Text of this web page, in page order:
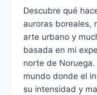
Descubre qué
auroras boreales,
arte urbano y
basada en mi
norte de
mundo donde el
su intensidad y